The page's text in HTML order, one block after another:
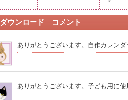
ダウンロード コメント
ありがとうございます。自作カレンダ
ありがとうございます。子ども用に使